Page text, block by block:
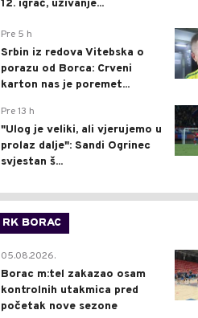
12. igrač, uživanje...
Pre 5 h
Srbin iz redova Vitebska o
porazu od Borca: Crveni
karton nas je poremet...
Pre 13 h
"Ulog je veliki, ali vjerujemo u
prolaz dalje": Sandi Ogrinec
svjestan š...
RK BORAC
05.08.2026.
Borac m:tel zakazao osam
kontrolnih utakmica pred
početak nove sezone